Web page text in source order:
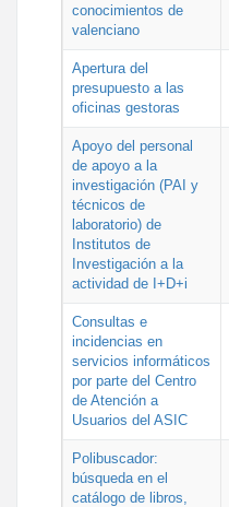
conocimientos de
valenciano
Apertura del
presupuesto a las
oficinas gestoras
Apoyo del personal
de apoyo a la
investigación (PAI y
técnicos de
laboratorio) de
Institutos de
Investigación a la
actividad de I+D+i
Consultas e
incidencias en
servicios informáticos
por parte del Centro
de Atención a
Usuarios del ASIC
Polibuscador:
búsqueda en el
catálogo de libros,